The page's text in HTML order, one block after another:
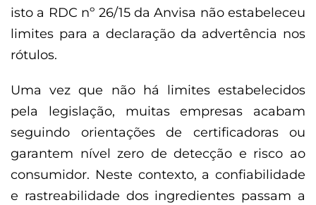
isto a RDC nº 26/15 da Anvisa não estabeleceu
limites para a declaração da advertência nos
rótulos.
Uma vez que não há limites estabelecidos
pela legislação, muitas empresas acabam
seguindo orientações de certificadoras ou
garantem nível zero de detecção e risco ao
consumidor. Neste contexto, a confiabilidade
e rastreabilidade dos ingredientes passam a